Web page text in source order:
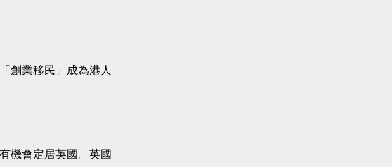
創業移民」成為港人
機會定居英國。英國